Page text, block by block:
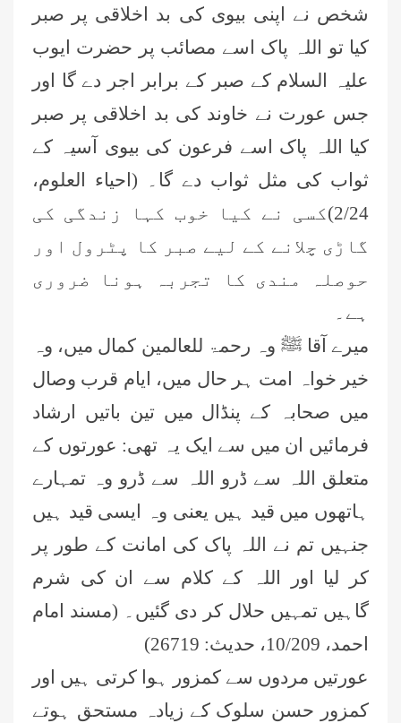
شخص نے اپنی بیوی کی بد اخلاقی پر صبر
کیا تو اللہ پاک اسے مصائب پر حضرت ایوب
علیہ السلام کے صبر کے برابر اجر دے گا اور
جس عورت نے خاوند کی بد اخلاقی پر صبر
کیا اللہ پاک اسے فرعون کی بیوی آسیہ کے
ثواب کی مثل ثواب دے گا۔ (احیاء العلوم،
2/24)کسی نے کیا خوب کہا زندگی کی
گاڑی چلانے کے لیے صبر کا پٹرول اور
حوصلہ مندی کا تجربہ ہونا ضروری
ہے۔
میرے آقا ﷺ وہ رحمۃ للعالمین کمال میں، وہ
خیر خواہ امت ہر حال میں، ایام قرب وصال
میں صحابہ کے پنڈال میں تین باتیں ارشاد
فرمائیں ان میں سے ایک یہ تھی: عورتوں کے
متعلق اللہ سے ڈرو اللہ سے ڈرو وہ تمہارے
ہاتھوں میں قید ہیں یعنی وہ ایسی قید ہیں
جنہیں تم نے اللہ پاک کی امانت کے طور پر
کر لیا اور اللہ کے کلام سے ان کی شرم
گاہیں تمہیں حلال کر دی گئیں۔ (مسند امام
احمد، 10/209، حدیث: 26719)
عورتیں مردوں سے کمزور ہوا کرتی ہیں اور
کمزور حسن سلوک کے زیادہ مستحق ہوتے